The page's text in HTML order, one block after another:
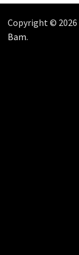
Copyright © 2026
Bam.